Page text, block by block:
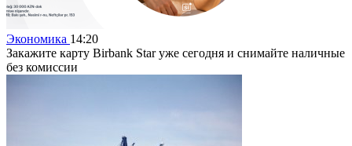
Экономика 14:20
Закажите карту Birbank Star уже сегодня и снимайте наличные
без комиссии